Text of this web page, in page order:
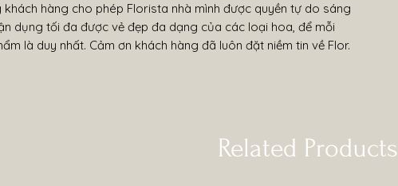
khách hàng cho phép Florista nhà mình được quyền tự do sáng
dụng tối đa được vẻ đẹp đa dạng của các loại hoa, để mỗi
là duy nhất. Cảm ơn khách hàng đã luôn đặt niềm tin về Flor.
Related Products